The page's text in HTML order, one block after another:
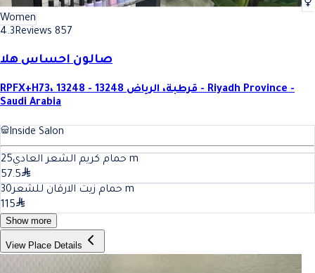
Women
4.3Reviews 857
صالون احساس هلا
RPFX+H73، قرطبة، الرياض 13248 - 13248 - Riyadh Province -
Saudi Arabia
Inside Salon
حمام كريم الشعر العادي25
m
57.5
حمام زيت الارقان للشعر30
m
115
Show more
View Place Details